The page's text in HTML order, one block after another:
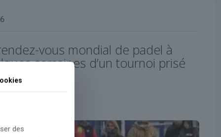
vous mondial de padel à
semaines d’un tournoi prisé
des